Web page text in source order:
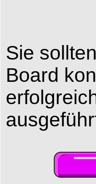
Sie
Board